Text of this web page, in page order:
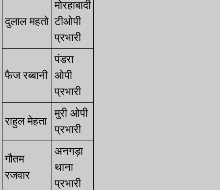
⁠दुलाल महतो
मोरहाबादी
टीओपी
प्रभारी
⁠फैज रब्बानी
पंडरा
ओपी
प्रभारी
⁠राहुल मेहता
मुरी ओपी
प्रभारी
⁠गौतम
रजवार
अनगड़ा
थाना
प्रभारी